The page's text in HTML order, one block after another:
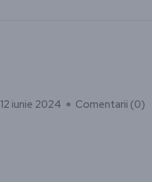
12 iunie 2024 Comentarii (0)